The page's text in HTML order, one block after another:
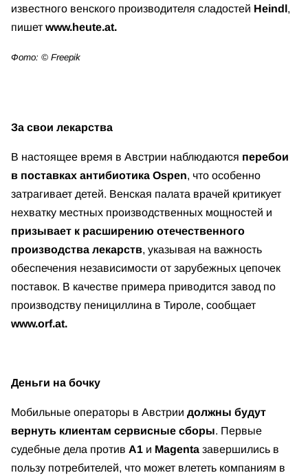
известного венского производителя сладостей Heindl,
пишет www.heute.at.
Фото: © Freepik
За свои лекарства
В настоящее время в Австрии наблюдаются перебои
в поставках антибиотика Ospen, что особенно
затрагивает детей. Венская палата врачей критикует
нехватку местных производственных мощностей и
призывает к расширению отечественного
производства лекарств, указывая на важность
обеспечения независимости от зарубежных цепочек
поставок. В качестве примера приводится завод по
производству пенициллина в Тироле, сообщает
www.orf.at.
Деньги на бочку
Мобильные операторы в Австрии должны будут
вернуть клиентам сервисные сборы. Первые
судебные дела против A1 и Magenta завершились в
пользу потребителей, что может влететь компаниям в